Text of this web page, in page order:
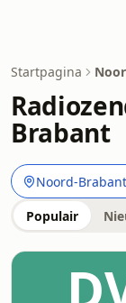
Startpagina
Brabant
Noord-Brabant
Populair